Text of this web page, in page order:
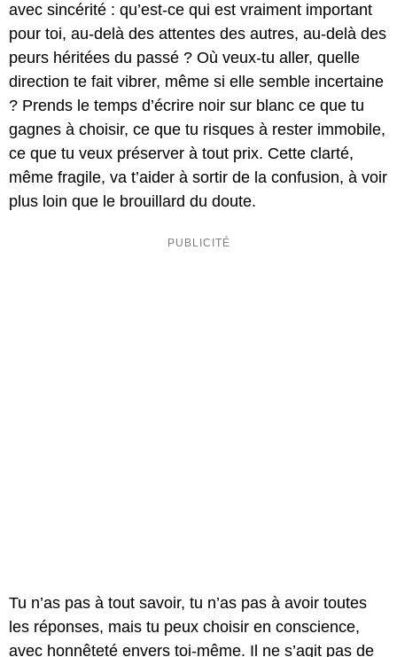
avec sincérité : qu’est-ce qui est vraiment important
pour toi, au-delà des attentes des autres, au-delà des
peurs héritées du passé ? Où veux-tu aller, quelle
direction te fait vibrer, même si elle semble incertaine
? Prends le temps d’écrire noir sur blanc ce que tu
gagnes à choisir, ce que tu risques à rester immobile,
ce que tu veux préserver à tout prix. Cette clarté,
même fragile, va t’aider à sortir de la confusion, à voir
plus loin que le brouillard du doute.
Tu n’as pas à tout savoir, tu n’as pas à avoir toutes
les réponses, mais tu peux choisir en conscience,
avec honnêteté envers toi-même. Il ne s’agit pas de